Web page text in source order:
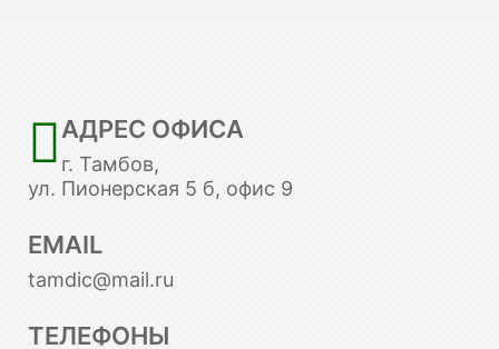
АДРЕС ОФИСА
г. Тамбов,
ул. Пионерская 5 б, офис 9
EMAIL
tamdic@mail.ru
ТЕЛЕФОНЫ